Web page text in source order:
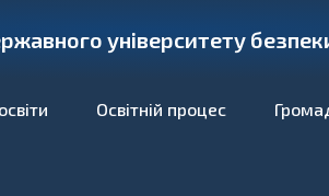
університету
Освітній процес